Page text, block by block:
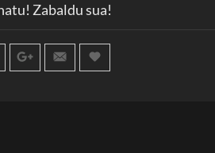
Zabaldu sua!